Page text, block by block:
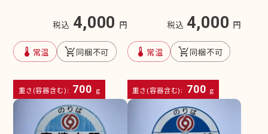
税込 4,000 円
device_thermostat 常温 remove_shopping_cart同梱不可
重さ(容器含む): 700 g
税込 4,000 円
device_thermostat 常温 remove_shopping_cart同梱不可
重さ(容器含む): 700 g